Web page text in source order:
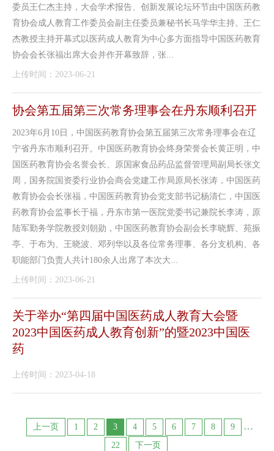
委员王仁杰主持，大会学术报告、创新发展论坛环节由中国医药教
育协会成人教育工作委员会副主任委员兼秘书长马学华主持。王仁
杰教授主持开幕式以医药成人教育为中心多方面指导中国医药教育
协会会长张福出席大会并作开幕致辞，张...
上传时间：2023-06-21
协会第五届第三次常务理事会在丹东顺利召开
2023年6月10日，中国医药教育协会第五届第三次常务理事会在辽
宁省丹东市顺利召开。中国医药教育协会终身荣誉会长黄正明，中
国医药教育协会名誉会长、原国家食品药品监督管理局副局长张文
周，国务院国资委行业协会商会党建工作局原局长张涛，中国医药
教育协会会长张福，中国医药教育协会党支部书记杨清仁，中国医
药教育协会监事长于福，丹东市第一医院党委书记兼院长李涛，原
陆军勤务学院教授刘朝勋，中国医药教育协会副会长李晓辉、苑振
亭、于布为、王晓波、邓列华以及各位常务理事、各分支机构、各
职能部门负责人共计180余人出席了本次大...
上传时间：2023-06-21
关于举办“第四届中国医药成人教育大会暨
2023中国医药成人教育创新”的暨2023中国医
药
上传时间：2023-04-18
上一页 1 2 3 4 5 6 7 8 9 …
22 下一页